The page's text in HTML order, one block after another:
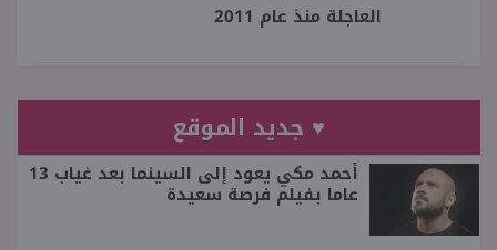
العاجلة منذ عام 2011
♥ جديد الموقع
أحمد مكي يعود إلى السينما بعد غياب 13
عاما بفيلم فرصة سعيدة